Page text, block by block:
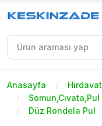
Anasayfa Hırdavat
Somun,Cıvata,Pul
Düz Rondela Pul